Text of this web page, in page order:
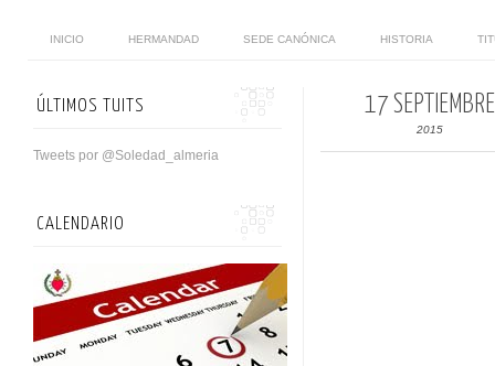
INICIO HERMANDAD SEDE CANÓNICA HISTORIA
17 SEPTIEMBRE
2015
ÚLTIMOS TUITS
Tweets por @Soledad_almeria
CALENDARIO